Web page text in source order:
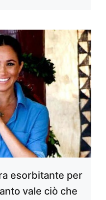
esorbitante per
vale ciò che